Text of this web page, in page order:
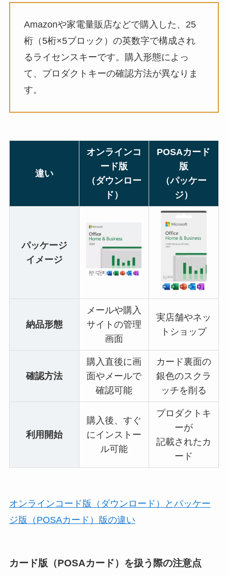
Amazonや家電量販店などで購入した、25
桁（5桁×5ブロック）の英数字で構成され
るライセンスキーです。購入形態によっ
て、プロダクトキーの確認方法が異なりま
す。
違い
オンラインコ
ード版
（ダウンロー
ド）
POSAカード
版
（パッケー
ジ）
パッケージ
イメージ
納品形態
メールや購入
サイトの管理
画面
実店舗やネッ
トショップ
確認方法
購入直後に画
面やメールで
確認可能
カード裏面の
銀色のスクラ
ッチを削る
利用開始
購入後、すぐ
にインストー
ル可能
プロダクトキ
ーが
記載されたカ
ード
オンラインコード版（ダウンロード）とパッケー
ジ版（POSAカード）版の違い
カード版（POSAカード）を扱う際の注意点